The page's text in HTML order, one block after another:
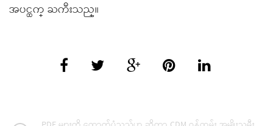
အပင္ထက္ ႀကီးသည္။